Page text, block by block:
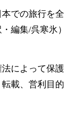
での旅行を全
編集/呉寒氷）
によって保護
載、営利目的